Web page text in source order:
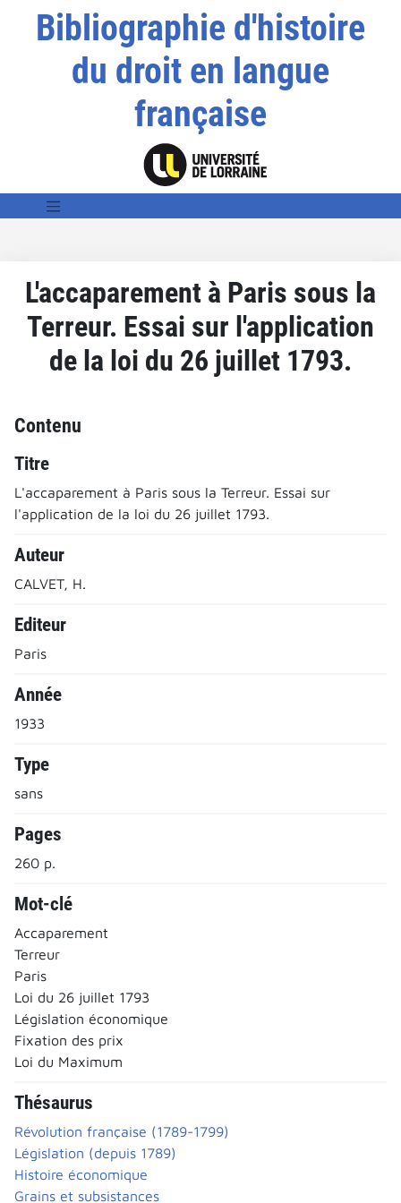
Bibliographie d'histoire
du droit en langue
française
L'accaparement à Paris sous la
Terreur. Essai sur l'application
de la loi du 26 juillet 1793.
Contenu
Titre
L'accaparement à Paris sous la Terreur. Essai sur
l'application de la loi du 26 juillet 1793.
Auteur
CALVET, H.
Editeur
Paris
Année
1933
Type
sans
Pages
260 p.
Mot-clé
Accaparement
Terreur
Paris
Loi du 26 juillet 1793
Législation économique
Fixation des prix
Loi du Maximum
Thésaurus
Révolution française (1789-1799)
Législation (depuis 1789)
Histoire économique
Grains et subsistances